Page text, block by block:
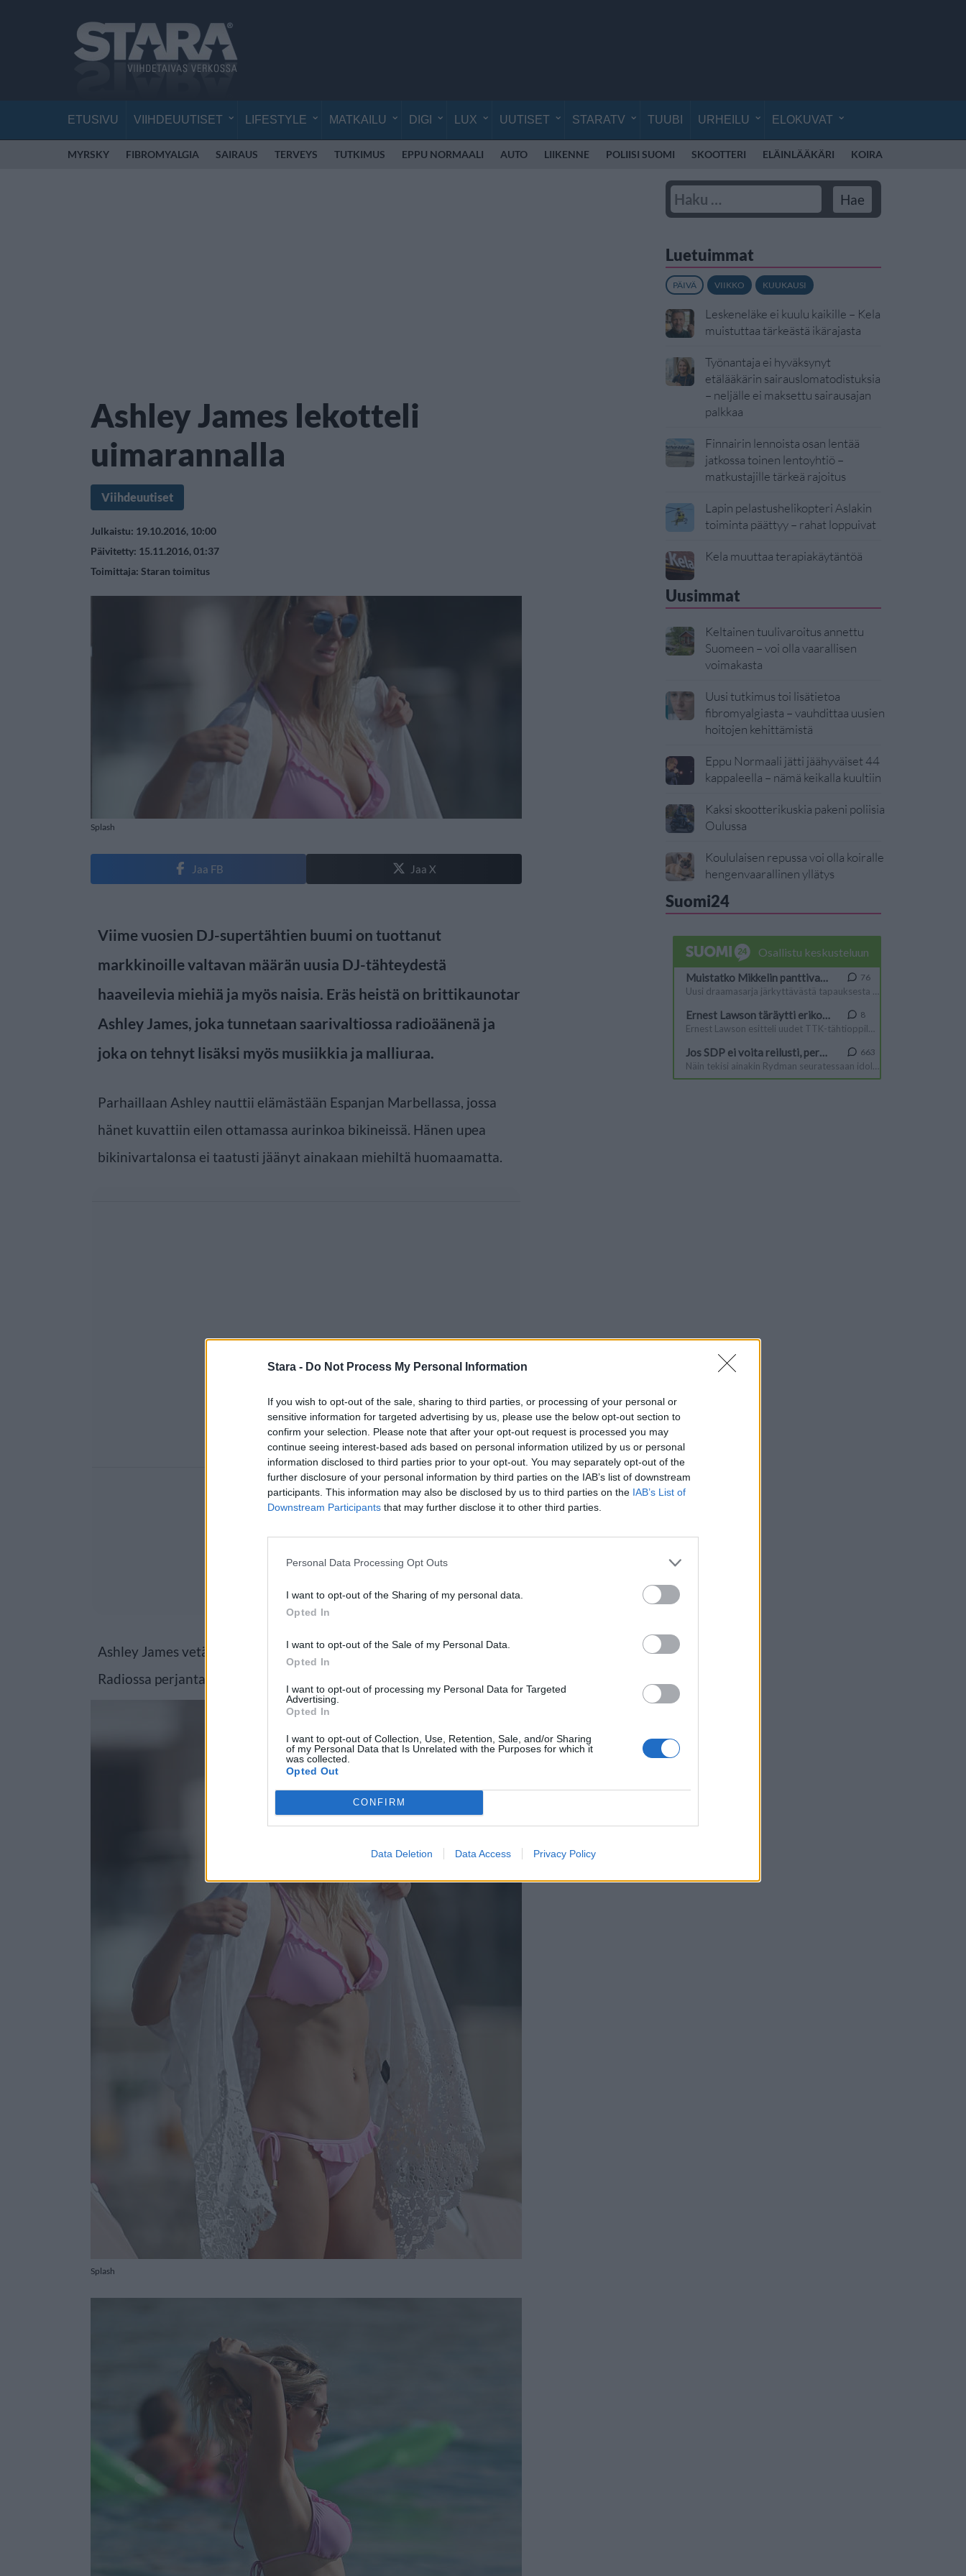
Stara - Do Not Process My Personal Information
If you wish to opt-out of the sale, sharing to third parties, or processing of your personal or
sensitive information for targeted advertising by us, please use the below opt-out section to
confirm your selection. Please note that after your opt-out request is processed you may
continue seeing interest-based ads based on personal information utilized by us or personal
information disclosed to third parties prior to your opt-out. You may separately opt-out of the
further disclosure of your personal information by third parties on the IAB’s list of downstream
participants. This information may also be disclosed by us to third parties on the IAB’s List of
Downstream Participants that may further disclose it to other third parties.
Personal Data Processing Opt Outs
I want to opt-out of the Sharing of my personal data.
Opted In
I want to opt-out of the Sale of my Personal Data.
Opted In
I want to opt-out of processing my Personal Data for Targeted
Advertising.
Opted In
I want to opt-out of Collection, Use, Retention, Sale, and/or Sharing
of my Personal Data that Is Unrelated with the Purposes for which it
was collected.
Opted Out
CONFIRM
Data Deletion Data Access Privacy Policy
ETUSIVU VIIHDEUUTISET LIFESTYLE MATKAILU DIGI LUX UUTISET STARATV TUUBI URHEILU ELOKUVAT
MYRSKY FIBROMYALGIA SAIRAUS TERVEYS TUTKIMUS EPPU NORMAALI AUTO LIIKENNE POLIISI SUOMI SKOOTTERI ELÄINLÄÄKÄRI KOIRA
Ashley James lekotteli
uimarannalla
Viihdeuutiset
Julkaistu: 19.10.2016, 10:00
Päivitetty: 15.11.2016, 01:37
Toimittaja: Staran toimitus
Splash
Jaa FB Jaa X
Viime vuosien DJ-supertähtien buumi on tuottanut
markkinoille valtavan määrän uusia DJ-tähteydestä
haaveilevia miehiä ja myös naisia. Eräs heistä on brittikaunotar
Ashley James, joka tunnetaan saarivaltiossa radioäänenä ja
joka on tehnyt lisäksi myös musiikkia ja malliuraa.
Parhaillaan Ashley nauttii elämästään Espanjan Marbellassa, jossa
hänet kuvattiin eilen ottamassa aurinkoa bikineissä. Hänen upea
bikinivartalonsa ei taatusti jäänyt ainakaan miehiltä huomaamatta.
Ashley James vetää omaa radio-ohjelmaansa suositussa Hoxton
Radiossa perjantaisin.
Splash
Luetuimmat
PÄIVÄ VIIKKO KUUKAUSI
Leskeneläke ei kuulu kaikille – Kela
muistuttaa tärkeästä ikärajasta
Työnantaja ei hyväksynyt
etälääkärin sairauslomatodistuksia
– neljälle ei maksettu sairausajan
palkkaa
Finnairin lennoista osan lentää
jatkossa toinen lentoyhtiö –
matkustajille tärkeä rajoitus
Lapin pelastushelikopteri Aslakin
toiminta päättyy – rahat loppuivat
Kela muuttaa terapiakäytäntöä
Uusimmat
Keltainen tuulivaroitus annettu
Suomeen – voi olla vaarallisen
voimakasta
Uusi tutkimus toi lisätietoa
fibromyalgiasta – vauhdittaa uusien
hoitojen kehittämistä
Eppu Normaali jätti jäähyväiset 44
kappaleella – nämä keikalla kuultiin
Kaksi skootterikuskia pakeni poliisia
Oulussa
Koululaisen repussa voi olla koiralle
hengenvaarallinen yllätys
Suomi24